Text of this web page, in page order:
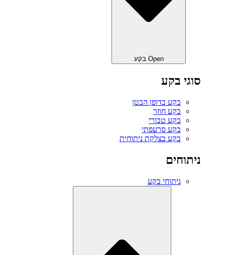
Open בקע
סוגי בקע
בקע בדופן הבטן
בקע חוזר
בקע טבורי
בקע סרעפתי
בקע בצלקת ניתוחית
ניתוחים
ניתוחי בקע